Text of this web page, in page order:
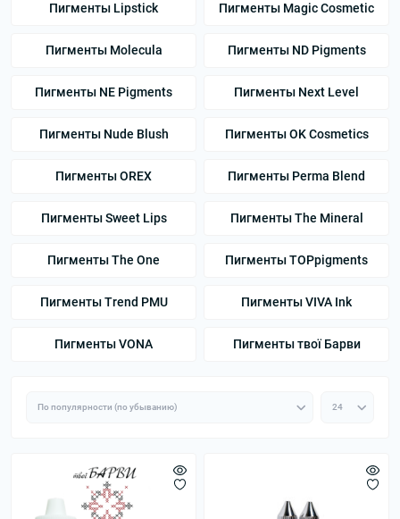
Пигменты Lipstick Пигменты Magic Cosmetic
Пигменты Molecula Пигменты ND Pigments
Пигменты NE Pigments Пигменты Next Level
Пигменты Nude Blush Пигменты OK Cosmetics
Пигменты OREX Пигменты Perma Blend
Пигменты Sweet Lips Пигменты The Mineral
Пигменты The One Пигменты TOPpigments
Пигменты Trend PMU Пигменты VIVA Ink
Пигменты VONA Пигменты твої Барви